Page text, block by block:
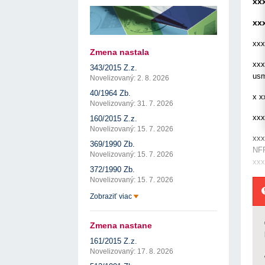
Týždenný súhrn výstupov ÚVO za 27. týždeň
17. 7. 2026
Úrad pre verejné obstarávanie
Zelené obstarávanie naráža na bariéry aj obavy
Predseda ÚVO prehodnotil rozhodnutia týkajúce sa
konfliktu záujmov
8. 7. 2026
prezentáciu kultúr...
22. 1. 2026
Otvorenie výzvy na
regiónu oficiálne vyhlá...
x
Zmena nastala
343/2015 Z.z.
Novelizovaný: 2. 8. 2026
40/1964 Zb.
Novelizovaný: 31. 7. 2026
160/2015 Z.z.
Novelizovaný: 15. 7. 2026
369/1990 Zb.
Novelizovaný: 15. 7. 2026
372/1990 Zb.
Novelizovaný: 15. 7. 2026
Zobraziť viac
Zmena nastane
161/2015 Z.z.
Novelizovaný: 17. 8. 2026